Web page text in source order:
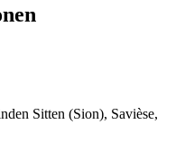
Sitten (Sion), Savièse,